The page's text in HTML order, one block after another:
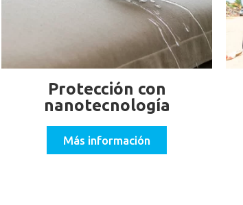
Protección con
nanotecnología
Más información